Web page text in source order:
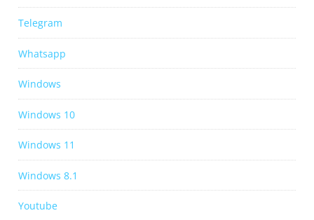
Telegram
Whatsapp
Windows
Windows 10
Windows 11
Windows 8.1
Youtube